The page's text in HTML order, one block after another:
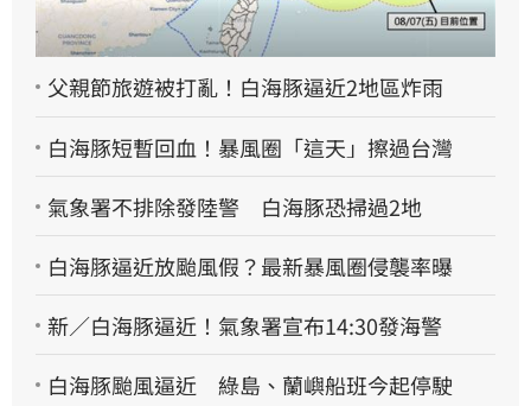
父親節旅遊被打亂！白海豚逼近2地區炸雨
白海豚短暫回血！暴風圈「這天」擦過台灣
氣象署不排除發陸警 白海豚恐掃過2地
白海豚逼近放颱風假？最新暴風圈侵襲率曝
新／白海豚逼近！氣象署宣布14:30發海警
白海豚颱風逼近 綠島、蘭嶼船班今起停駛